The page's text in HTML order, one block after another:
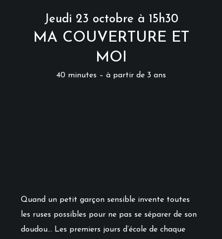
Jeudi 23 octobre à 15h30
MA COUVERTURE ET
MOI
40 minutes – à partir de 3 ans
Quand un petit garçon sensible invente toutes
les ruses possibles pour ne pas se séparer de son
doudou… Les premiers jours d’école de chaque